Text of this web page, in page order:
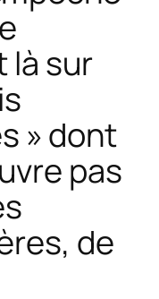
là sur
» dont
pas
de